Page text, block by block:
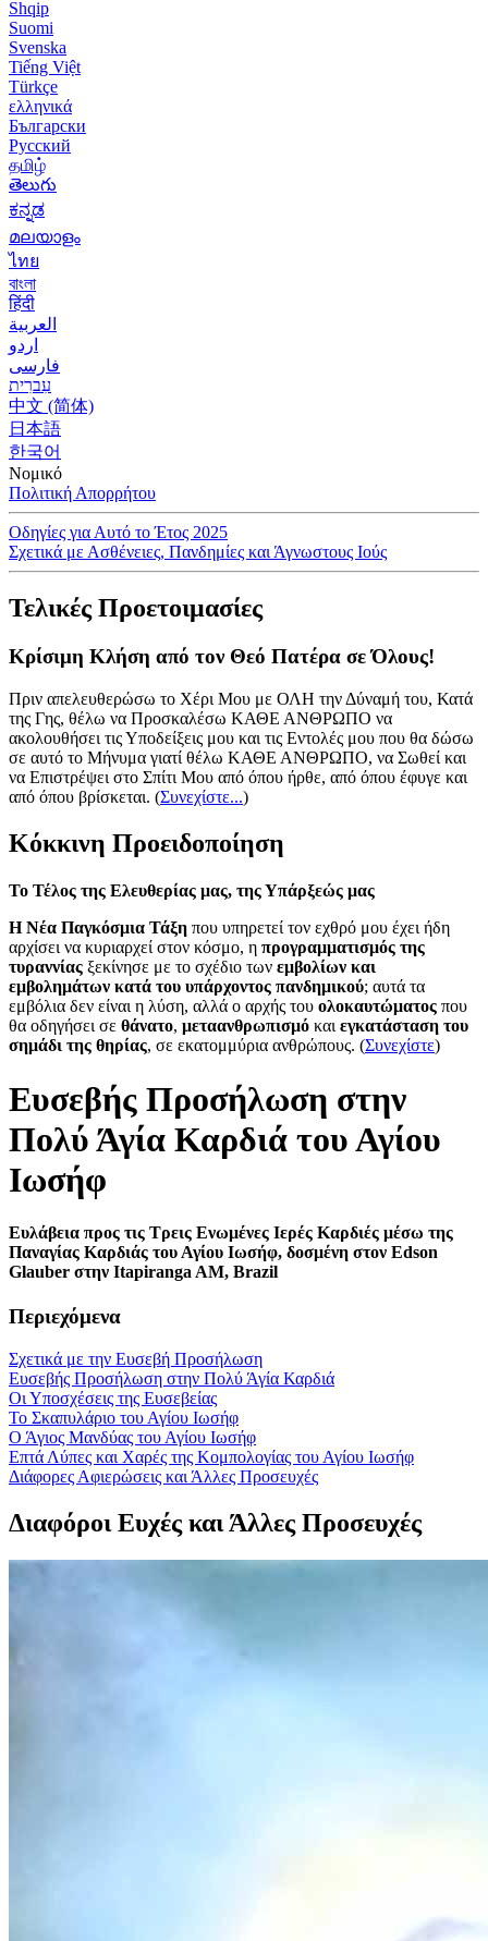
Shqip
Suomi
Svenska
Tiếng Việt
Türkçe
ελληνικά
Български
Русский
தமிழ்
తెలుగు
ಕನ್ನಡ
മലയാളം
ไทย
বাংলা
हिंदी
العربية
اردو
فارسی
עִברִית
中文 (简体)
日本語
한국어
Νομικό
Πολιτική Απορρήτου
Οδηγίες για Αυτό το Έτος 2025
Σχετικά με Ασθένειες, Πανδημίες και Άγνωστους Ιούς
Τελικές Προετοιμασίες
Κρίσιμη Κλήση από τον Θεό Πατέρα σε Όλους!
Πριν απελευθερώσω το Χέρι Μου με ΟΛΗ την Δύναμή του, Κατά
της Γης, θέλω να Προσκαλέσω ΚΑΘΕ ΑΝΘΡΩΠΟ να
ακολουθήσει τις Υποδείξεις μου και τις Εντολές μου που θα δώσω
σε αυτό το Μήνυμα γιατί θέλω ΚΑΘΕ ΑΝΘΡΩΠΟ, να Σωθεί και
να Επιστρέψει στο Σπίτι Μου από όπου ήρθε, από όπου έφυγε και
από όπου βρίσκεται. (Συνεχίστε...)
Κόκκινη Προειδοποίηση
Το Τέλος της Ελευθερίας μας, της Υπάρξεώς μας
Η Νέα Παγκόσμια Τάξη που υπηρετεί τον εχθρό μου έχει ήδη
αρχίσει να κυριαρχεί στον κόσμο, η προγραμματισμός της
τυραννίας ξεκίνησε με το σχέδιο των εμβολίων και
εμβολημάτων κατά του υπάρχοντος πανδημικού; αυτά τα
εμβόλια δεν είναι η λύση, αλλά ο αρχής του ολοκαυτώματος που
θα οδηγήσει σε θάνατο, μεταανθρωπισμό και εγκατάσταση του
σημάδι της θηρίας, σε εκατομμύρια ανθρώπους. (Συνεχίστε)
Ευσεβής Προσήλωση στην
Πολύ Άγία Καρδιά του Αγίου
Ιωσήφ
Ευλάβεια προς τις Τρεις Ενωμένες Ιερές Καρδιές μέσω της
Παναγίας Καρδιάς του Αγίου Ιωσήφ, δοσμένη στον Edson
Glauber στην Itapiranga AM, Brazil
Περιεχόμενα
Σχετικά με την Ευσεβή Προσήλωση
Ευσεβής Προσήλωση στην Πολύ Άγία Καρδιά
Οι Υποσχέσεις της Ευσεβείας
Το Σκαπυλάριο του Αγίου Ιωσήφ
Ο Άγιος Μανδύας του Αγίου Ιωσήφ
Επτά Λύπες και Χαρές της Κομπολογίας του Αγίου Ιωσήφ
Διάφορες Αφιερώσεις και Άλλες Προσευχές
Διαφόροι Ευχές και Άλλες Προσευχές